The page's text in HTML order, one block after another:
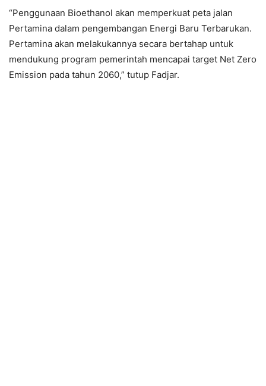
“Penggunaan Bioethanol akan memperkuat peta jalan
Pertamina dalam pengembangan Energi Baru Terbarukan.
Pertamina akan melakukannya secara bertahap untuk
mendukung program pemerintah mencapai target Net Zero
Emission pada tahun 2060,” tutup Fadjar.